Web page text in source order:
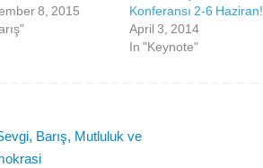
8, 2015
Konferansı 2-6 Haziran!
April 3, 2014
In "Keynote"
Barış, Mutluluk ve